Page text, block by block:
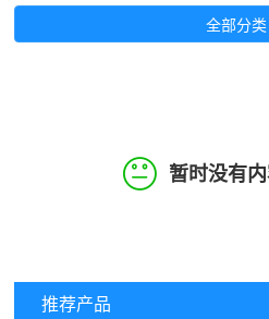
全部分类
暂时没有
推荐产品